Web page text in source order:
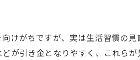
けがちですが、実は生活習慣の
が引き金となりやすく、これら